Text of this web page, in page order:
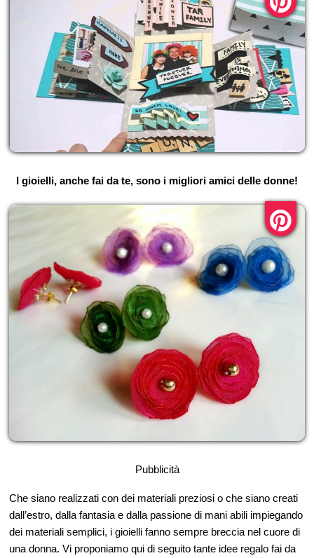
I gioielli, anche fai da te, sono i migliori amici delle donne!
Pubblicità
Che siano realizzati con dei materiali preziosi o che siano creati
dall’estro, dalla fantasia e dalla passione di mani abili impiegando
dei materiali semplici, i gioielli fanno sempre breccia nel cuore di
una donna. Vi proponiamo qui di seguito tante idee regalo fai da